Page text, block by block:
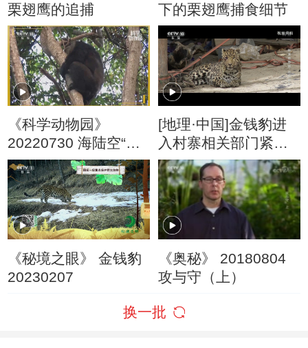
栗翅鹰的追捕
下的栗翅鹰捕食细节
《科学动物园》
20220730 海陆空“战
队”
[地理·中国]金钱豹进
入村寨相关部门紧急
处理
《秘境之眼》 金钱豹
20230207
《奥秘》 20180804
攻与守（上）
换一批